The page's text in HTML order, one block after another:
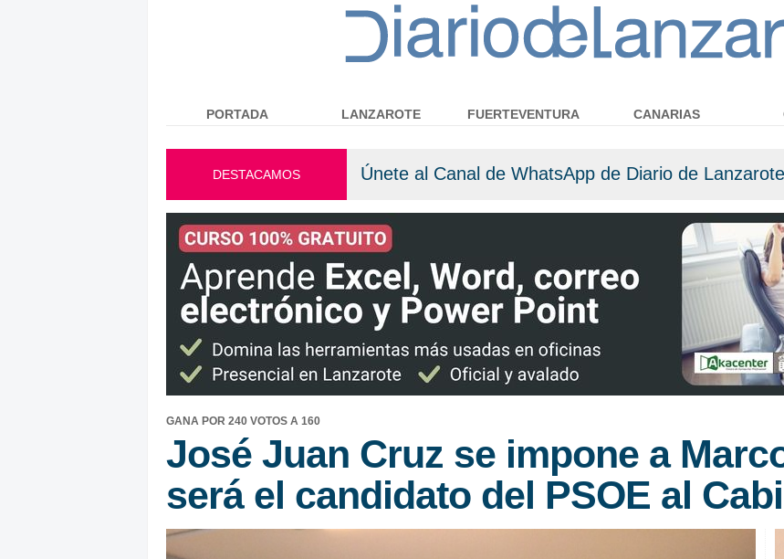
DESTACAMOS Únete al Canal de WhatsApp de Diario de Lanzarote
GANA POR 240 VOTOS A 160
José Juan Cruz se impone a
será el candidato del PSOE al
PORTADA LANZAROTE FUERTEVENTURA CANARIAS